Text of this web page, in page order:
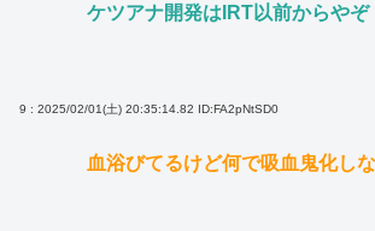
ケツアナ開発はIRT以前からやぞ
9 : 2025/02/01(土) 20:35:14.82 ID:FA2pNtSD0
血浴びてるけど何で吸血鬼化し